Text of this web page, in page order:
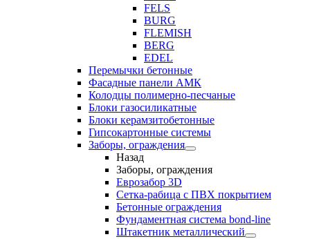
FELS
BURG
FLEMISH
BERG
EDEL
Перемычки бетонные
Фасадные панели АМК
Колодцы полимерно-песчаные
Блоки газосиликатные
Блоки керамзитобетонные
Гипсокартонные системы
Заборы, ограждения
Назад
Заборы, ограждения
Еврозабор 3D
Сетка-рабица с ПВХ покрытием
Бетонные ограждения
Фундаментная система bond-line
Штакетник металлический